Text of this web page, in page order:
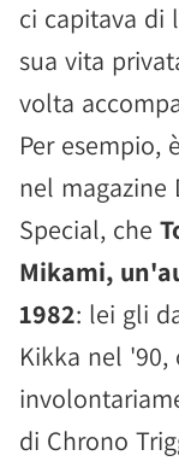
ci capitava di
sua vita
volta
Per esempio,
nel magazine
Special, che
Mikami,
1982: lei gli
Kikka nel '90,
di Chrono